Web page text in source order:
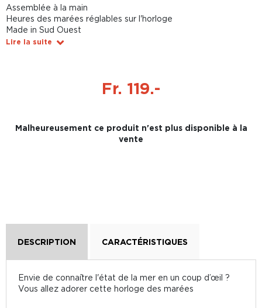
Assemblée à la main
Heures des marées réglables sur l'horloge
Made in Sud Ouest
Lire la suite
Fr. 119.-
Malheureusement ce produit n'est plus disponible à la
vente
DESCRIPTION CARACTÉRISTIQUES
Envie de connaître l'état de la mer en un coup d’œil ?
Vous allez adorer cette horloge des marées